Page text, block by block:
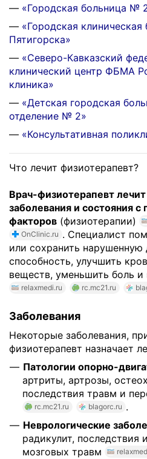
— «Городская больница №
— «Городская клиническая
Пятигорска»
— «Северо-Кавказский
клинический центр ФБМА
клиника»
— «Детская городская
отделение № 2»
— «Консультативная
Что лечит физиотерапевт?
Врач-физиотерапевт
заболевания и состояния
факторов (физиотерапии)
OnClinic.ru . Специалист
или сохранить нарушенную
способность, улучшить
веществ, уменьшить боль и
relaxmedi.ru rc.mc21.ru
Заболевания
Некоторые заболевания,
физиотерапевт назначает
Патологии опорно-
артриты, артрозы,
последствия травм и
rc.mc21.ru
blagorc.ru .
Неврологические
радикулит, последствия
мозговых травм